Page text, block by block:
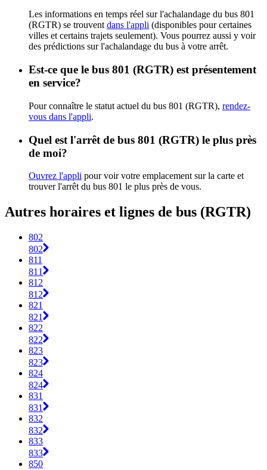
Les informations en temps réel sur l'achalandage du bus 801
(RGTR) se trouvent dans l'appli (disponibles pour certaines
villes et certains trajets seulement). Vous pourrez aussi y voir
des prédictions sur l'achalandage du bus à votre arrêt.
Est-ce que le bus 801 (RGTR) est présentement
en service?
Pour connaître le statut actuel du bus 801 (RGTR), rendez-
vous dans l'appli.
Quel est l'arrêt de bus 801 (RGTR) le plus près
de moi?
Ouvrez l'appli pour voir votre emplacement sur la carte et
trouver l'arrêt du bus 801 le plus près de vous.
Autres horaires et lignes de bus (RGTR)
802
802
811
811
812
812
821
821
822
822
823
823
824
824
831
831
832
832
833
833
850